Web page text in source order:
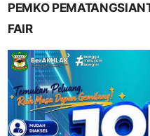
PEMKO
FAIR